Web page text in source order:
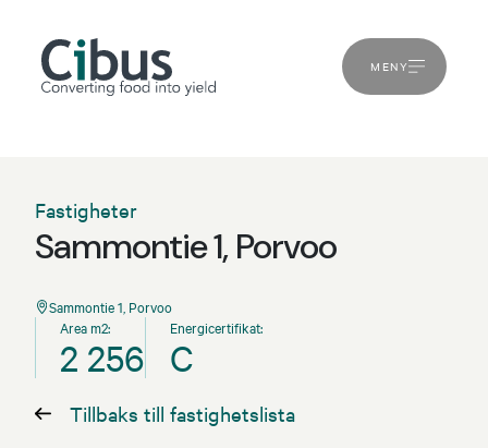
MENY
Fastigheter
Sammontie 1, Porvoo
Sammontie 1, Porvoo
Area m2:
2 256
Energicertifikat:
C
Tillbaks till fastighetslista